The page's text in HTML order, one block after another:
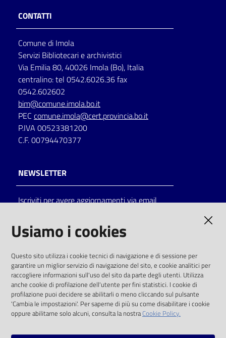
CONTATTI
Comune di Imola
Servizi Bibliotecari e archivistici
Via Emilia 80, 40026 Imola (Bo), Italia
centralino: tel 0542.6026.36 fax
0542.602602
bim@comune.imola.bo.it
PEC comune.imola@cert.provincia.bo.it
P.IVA 00523381200
C.F. 00794470377
NEWSLETTER
Iscriviti per avere aggiornamenti via email
solo alle condizioni previste dalla direttiva
comunitaria 2003/98/CE e dal d.lgs. 36/2006
SOCIAL
Instagram
Usiamo i cookies
Questo sito utilizza i cookie tecnici di navigazione e di sessione per
garantire un miglior servizio di navigazione del sito, e cookie analitici per
raccogliere informazioni sull'uso del sito da parte degli utenti. Utilizza
anche cookie di profilazione dell'utente per fini statistici. I cookie di
profilazione puoi decidere se abilitarli o meno cliccando sul pulsante
'Cambia le impostazioni'. Per saperne di più su come disabilitare i cookie
oppure abilitarne solo alcuni, consulta la nostraCookie Policy.